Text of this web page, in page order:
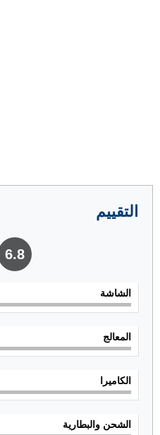
التقييم
6.8
الشاشة
المعالج
الكاميرا
الشحن والبطارية